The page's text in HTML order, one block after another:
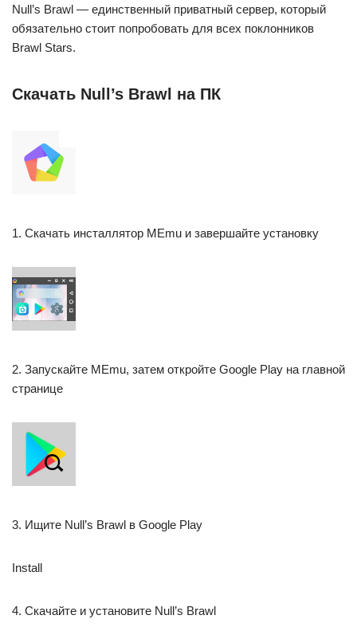
Null’s Brawl — единственный приватный сервер, который
обязательно стоит попробовать для всех поклонников
Brawl Stars.
Скачать Null’s Brawl на ПК
1. Скачать инсталлятор MEmu и завершайте установку
2. Запускайте MEmu, затем откройте Google Play на главной
странице
3. Ищите Null’s Brawl в Google Play
Install
4. Скачайте и установите Null’s Brawl